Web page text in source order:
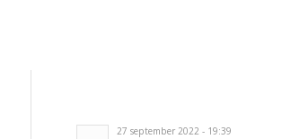
27 september 2022 - 19:39